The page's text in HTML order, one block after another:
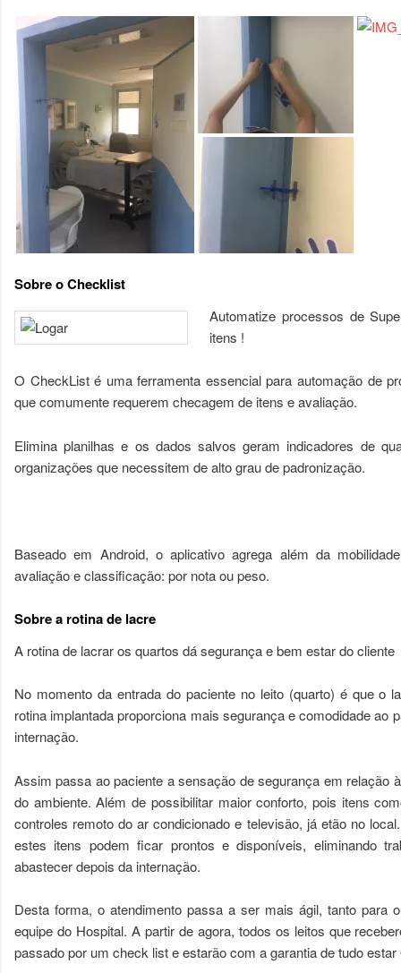
Sobre o Checklist
Automatize processos de
itens !
O CheckList é uma ferramenta essencial para automação de
que comumente requerem checagem de itens e avaliação.
Elimina planilhas e os dados salvos geram indicadores de
organizações que necessitem de alto grau de padronização.
Baseado em Android, o aplicativo agrega além da
avaliação e classificação: por nota ou peso.
Sobre a rotina de lacre
A rotina de lacrar os quartos dá segurança e bem estar do cliente
No momento da entrada do paciente no leito (quarto) é que o
rotina implantada proporciona mais segurança e comodidade ao
internação.
Assim passa ao paciente a sensação de segurança em relação
do ambiente. Além de possibilitar maior conforto, pois itens
controles remoto do ar condicionado e televisão, já etão no
estes itens podem ficar prontos e disponíveis, eliminando
abastecer depois da internação.
Desta forma, o atendimento passa a ser mais ágil, tanto para
equipe do Hospital. A partir de agora, todos os leitos que
passado por um check list e estarão com a garantia de tudo estar